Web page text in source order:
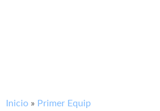
Inicio » Primer Equip